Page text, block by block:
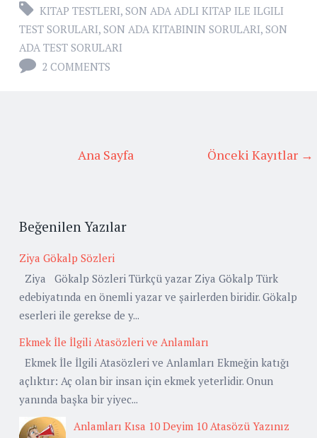
KITAP TESTLERI, SON ADA ADLI KITAP ILE ILGILI
TEST SORULARI, SON ADA KITABININ SORULARI, SON
ADA TEST SORULARI
2 COMMENTS
Önceki Kayıtlar →
Ana Sayfa
Beğenilen Yazılar
Ziya Gökalp Sözleri
Ziya Gökalp Sözleri Türkçü yazar Ziya Gökalp Türk
edebiyatında en önemli yazar ve şairlerden biridir. Gökalp
eserleri ile gerekse de y...
Ekmek İle İlgili Atasözleri ve Anlamları
Ekmek İle İlgili Atasözleri ve Anlamları Ekmeğin katığı
açlıktır: Aç olan bir insan için ekmek yeterlidir. Onun
yanında başka bir yiyec...
Anlamları Kısa 10 Deyim 10 Atasözü Yazınız